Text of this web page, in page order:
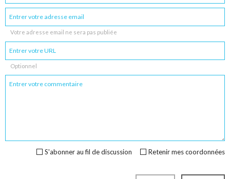
Votre adresse email ne sera pas publiée
Optionnel
Retenir mes coordonnées
S'abonner au fil de discussion